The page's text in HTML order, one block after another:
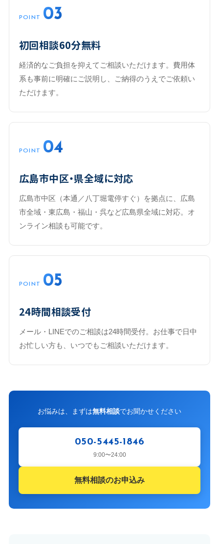
POINT 03
初回相談60分無料
経済的なご負担を抑えてご相談いただけます。費用体
系も事前に明確にご説明し、ご納得のうえでご依頼い
ただけます。
POINT 04
広島市中区・県全域に対応
広島市中区（本通／八丁堀電停すぐ）を拠点に、広島
市全域・東広島・福山・呉など広島県全域に対応。オ
ンライン相談も可能です。
POINT 05
24時間相談受付
メール・LINEでのご相談は24時間受付。お仕事で日中
お忙しい方も、いつでもご相談いただけます。
お悩みは、まずは無料相談でお聞かせください
050-5445-1846
9:00〜24:00
無料相談のお申込み